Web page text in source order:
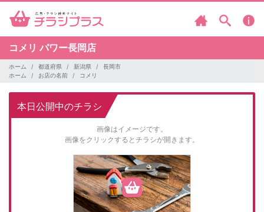
コメリ パワー長岡店
ホーム 都道府県 新潟県
長岡市
ホーム
お店の名前 コメリ
本日公開中のチラシ
画像はイメージです。
画像をクリックするとチラシが開きます。